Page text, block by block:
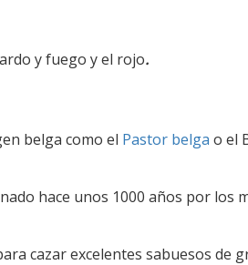
y fuego y el rojo.
belga como el Pastor belga o el
hace unos 1000 años por los
cazar excelentes sabuesos de